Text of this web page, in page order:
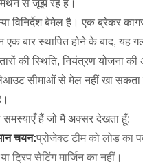
से जूझ रहे हैं।
विनिर्देश बेमेल है। एक ब्रेकर
बार स्थापित होने के बाद, यह
की स्थिति, नियंत्रण योजना
सीमाओं से मेल नहीं खा सकता
समस्याएँ हैं जो मैं अक्सर देखता हूँ:
चयन:प्रोजेक्ट टीम को लोड का
ट्रिप सेटिंग मार्जिन का नहीं।